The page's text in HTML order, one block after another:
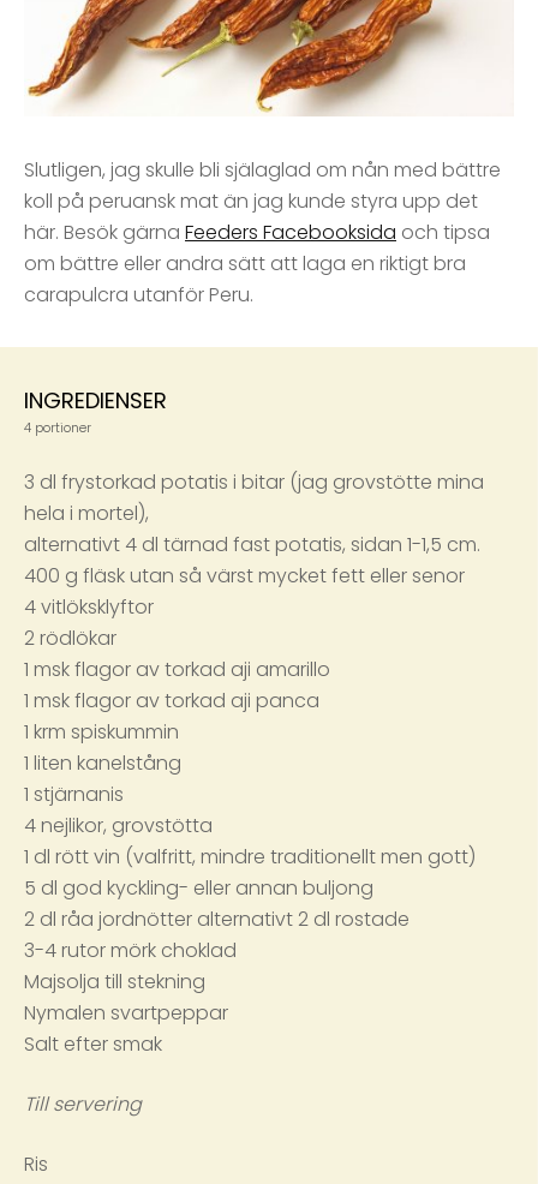
Slutligen, jag skulle bli själaglad om nån med bättre
koll på peruansk mat än jag kunde styra upp det
här. Besök gärna Feeders Facebooksida och tipsa
om bättre eller andra sätt att laga en riktigt bra
carapulcra utanför Peru.
INGREDIENSER
4 portioner
3 dl frystorkad potatis i bitar (jag grovstötte mina
hela i mortel),
alternativt 4 dl tärnad fast potatis, sidan 1-1,5 cm.
400 g fläsk utan så värst mycket fett eller senor
4 vitlöksklyftor
2 rödlökar
1 msk flagor av torkad aji amarillo
1 msk flagor av torkad aji panca
1 krm spiskummin
1 liten kanelstång
1 stjärnanis
4 nejlikor, grovstötta
1 dl rött vin (valfritt, mindre traditionellt men gott)
5 dl god kyckling- eller annan buljong
2 dl råa jordnötter alternativt 2 dl rostade
3-4 rutor mörk choklad
Majsolja till stekning
Nymalen svartpeppar
Salt efter smak
Till servering
Ris